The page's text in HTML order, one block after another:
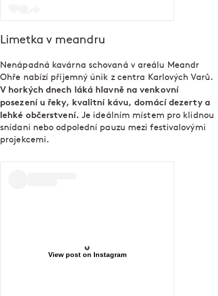
Limetka v meandru
Nenápadná kavárna schovaná v areálu Meandr
Ohře nabízí příjemný únik z centra Karlových Varů.
V horkých dnech láká hlavně na venkovní
posezení u řeky, kvalitní kávu, domácí dezerty a
lehké občerstvení. Je ideálním místem pro klidnou
snídani nebo odpolední pauzu mezi festivalovými
projekcemi.
View post on Instagram